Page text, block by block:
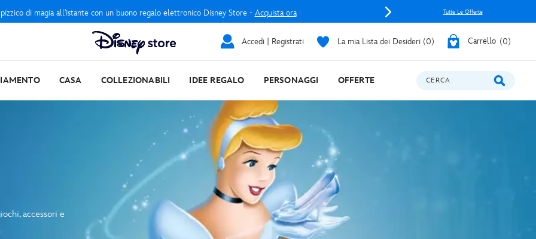
di magia all'istante con un buono regalo elettronico Disney Store - Acquista ora Tutte Le Offerte
Accedi | Registrati La mia Lista dei Desideri 0 Carrello 0
CASA COLLEZIONABILI IDEE REGALO PERSONAGGI OFFERTE CERCA
accessori e